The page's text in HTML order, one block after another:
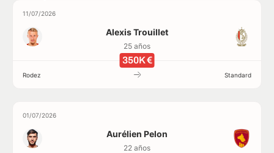
11/07/2026
Alexis Trouillet
25 años
350K €
Rodez Standard
01/07/2026
Aurélien Pelon
22 años